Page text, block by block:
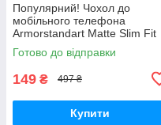
Популярний! Чохол до
мобільного телефона
Armorstandart Matte Slim Fit
Motorola E40 Camera cover
Black (ARM63050) - Краща
Готово до відправки
149 ₴ 497 ₴
Купити